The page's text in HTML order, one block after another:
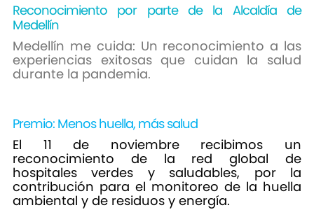
Reconocimiento por parte de la Alcaldía de
Medellín
Medellín me cuida: Un reconocimiento a las
experiencias exitosas que cuidan la salud
durante la pandemia.
Premio: Menos huella, más salud
El 11 de noviembre recibimos un
reconocimiento de la red global de
hospitales verdes y saludables, por la
contribución para el monitoreo de la huella
ambiental y de residuos y energía.